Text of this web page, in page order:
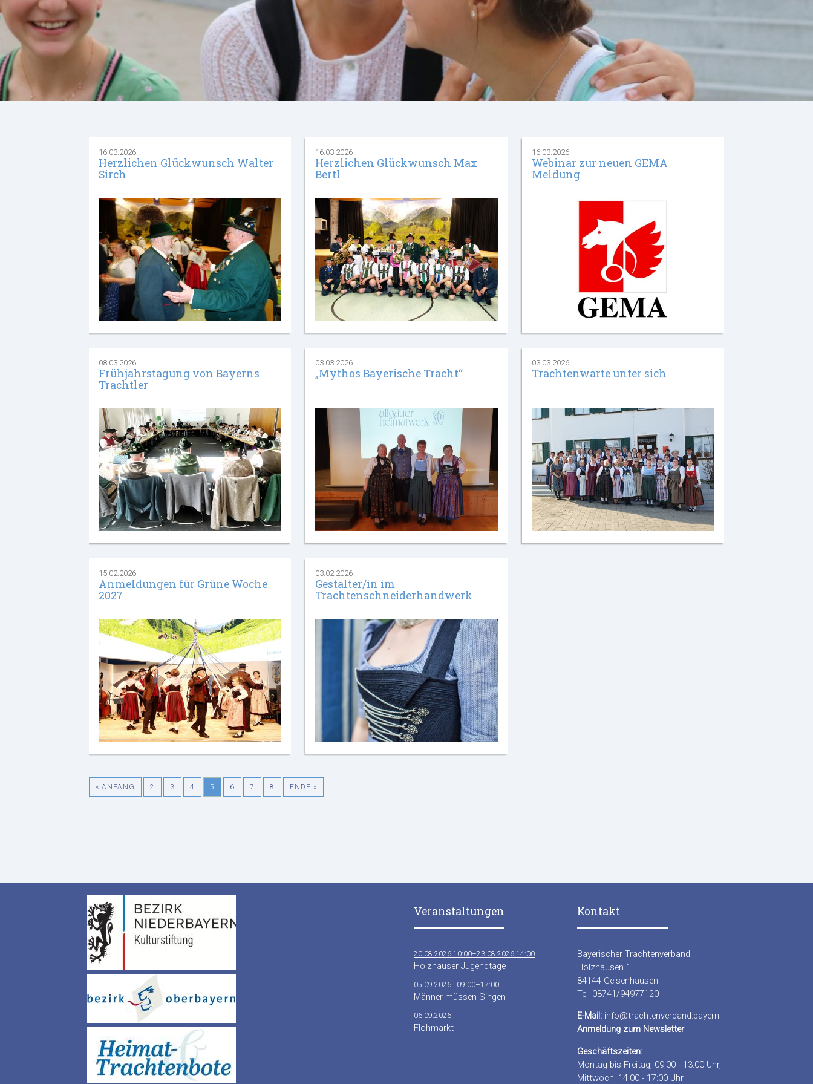
16.03.2026
Herzlichen Glückwunsch Walter
Sirch
16.03.2026
Herzlichen Glückwunsch Max
Bertl
16.03.2026
Webinar zur neuen GEMA
Meldung
08.03.2026
Frühjahrstagung von Bayerns
Trachtler
03.03.2026
„Mythos Bayerische Tracht“
03.03.2026
Trachtenwarte unter sich
15.02.2026
Anmeldungen für Grüne Woche
2027
03.02.2026
Gestalter/in im
Trachtenschneiderhandwerk
« ANFANG 2 3 4 5 6 7 8 ENDE »
Veranstaltungen
20.08.2026 10:00–23.08.2026 14:00
Holzhauser Jugendtage
05.09.2026 , 09:00–17:00
Männer müssen Singen
06.09.2026
Flohmarkt
Kontakt
Bayerischer Trachtenverband
Holzhausen 1
84144 Geisenhausen
Tel: 08741/94977120
E-Mail: info@trachtenverband.bayern
Anmeldung zum Newsletter
Geschäftszeiten:
Montag bis Freitag, 09:00 - 13:00 Uhr,
Mittwoch, 14:00 - 17:00 Uhr